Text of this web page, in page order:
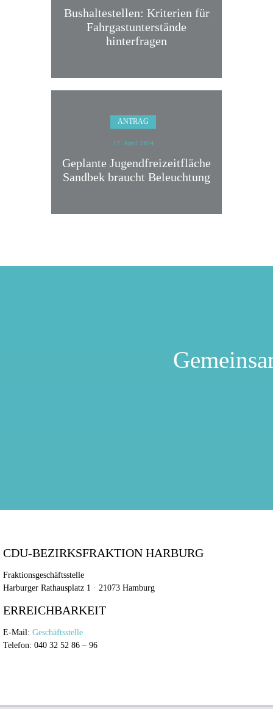
Bushaltestellen: Kriterien für
Fahrgastunterstände
hinterfragen
ANTRAG
17. April 2024
Geplante Jugendfreizeitfläche
Sandbek braucht Beleuchtung
CDU-BEZIRKSFRAKTION HARBURG
Fraktionsgeschäftsstelle
Harburger Rathausplatz 1 · 21073 Hamburg
ERREICHBARKEIT
E-Mail: Geschäftsstelle
Telefon: 040 32 52 86 – 96